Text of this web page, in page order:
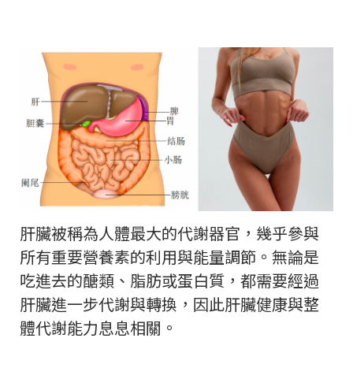
肝臟被稱為人體最大的代謝器官，幾乎參與
所有重要營養素的利用與能量調節。無論是
吃進去的醣類、脂肪或蛋白質，都需要經過
肝臟進一步代謝與轉換，因此肝臟健康與整
體代謝能力息息相關。